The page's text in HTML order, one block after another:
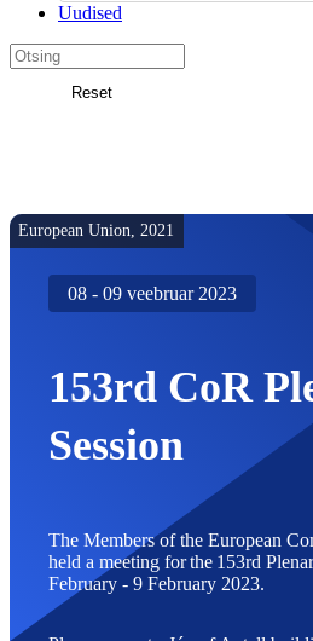
Uudised
Search
in
EuroopaReset
08 - 09 veebruar 2023
153rd CoR
Session
The Members of the European
held a meeting for the 153rd
February - 9 February 2023.
European Union, 2021